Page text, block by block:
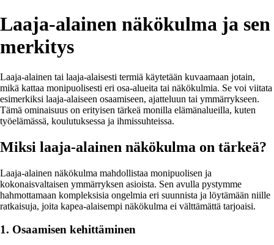
Laaja-alainen näkökulma ja sen
merkitys
Laaja-alainen tai laaja-alaisesti termiä käytetään kuvaamaan jotain,
mikä kattaa monipuolisesti eri osa-alueita tai näkökulmia. Se voi viitata
esimerkiksi laaja-alaiseen osaamiseen, ajatteluun tai ymmärrykseen.
Tämä ominaisuus on erityisen tärkeä monilla elämänalueilla, kuten
työelämässä, koulutuksessa ja ihmissuhteissa.
Miksi laaja-alainen näkökulma on tärkeä?
Laaja-alainen näkökulma mahdollistaa monipuolisen ja
kokonaisvaltaisen ymmärryksen asioista. Sen avulla pystymme
hahmottamaan kompleksisia ongelmia eri suunnista ja löytämään niille
ratkaisuja, joita kapea-alaisempi näkökulma ei välttämättä tarjoaisi.
1. Osaamisen kehittäminen